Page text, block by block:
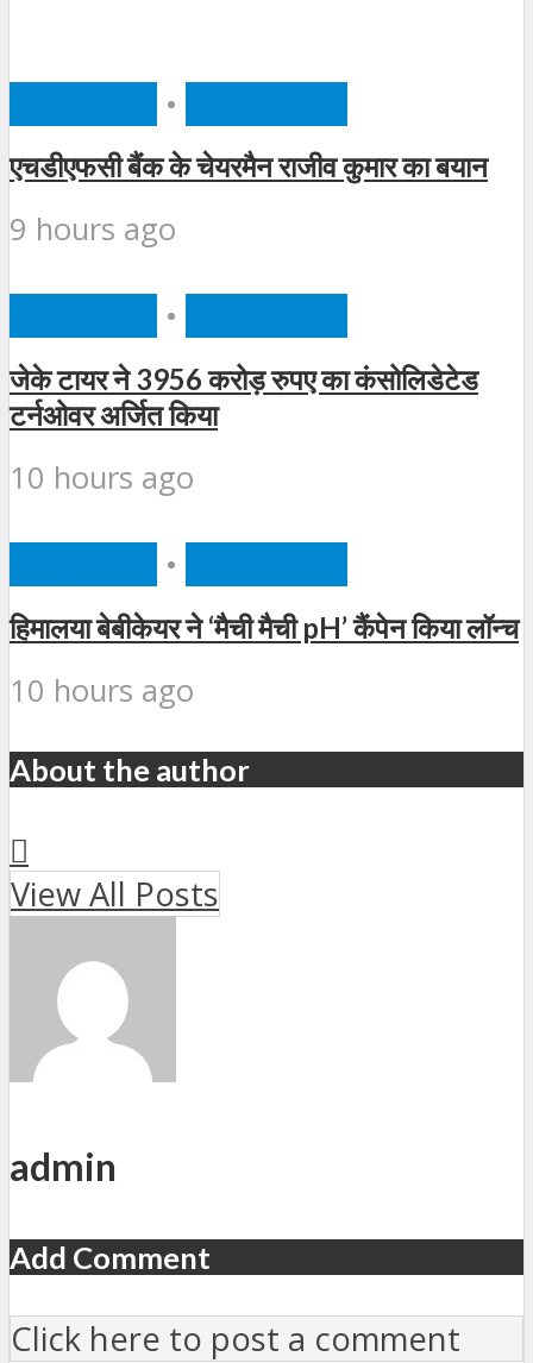
•
एचडीएफसी बैंक के चेयरमैन राजीव कुमार का बयान
9 hours ago
•
जेके टायर ने 3956 करोड़ रुपए का कंसोलिडेटेड
टर्नओवर अर्जित किया
10 hours ago
•
हिमालया बेबीकेयर ने ‘मैची मैची pH’ कैंपेन किया लॉन्च
10 hours ago
About the author
View All Posts
admin
Add Comment
Click here to post a comment